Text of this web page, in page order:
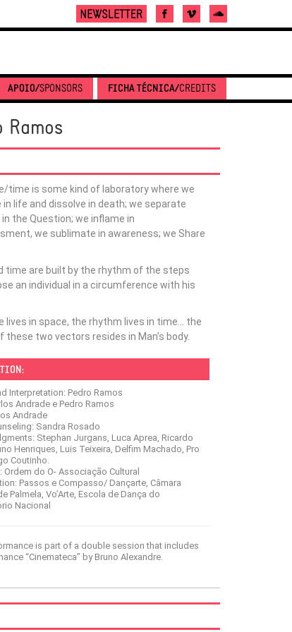
APOIO/SPONSORS FICHA TÉCNICA/CREDITS
time is some kind of laboratory where we
in life and dissolve in death; we separate
the Question; we inflame in
we sublimate in awareness; we Share
time are built by the rhythm of the steps
an individual in a circumference with his
lives in space, the rhythm lives in time… the
these two vectors resides in Man’s body.
Interpretation: Pedro Ramos
Andrade e Pedro Ramos
Andrade
Sandra Rosado
Stephan Jurgans, Luca Aprea, Ricardo
Henriques, Luis Teixeira, Delfim Machado, Pro
Coutinho.
Ordem do O- Associação Cultural
Passos e Compasso/ Dançarte, Câmara
Palmela, Vo’Arte, Escola de Dança do
Nacional
is part of a double session that includes
“Cinemateca” by Bruno Alexandre.